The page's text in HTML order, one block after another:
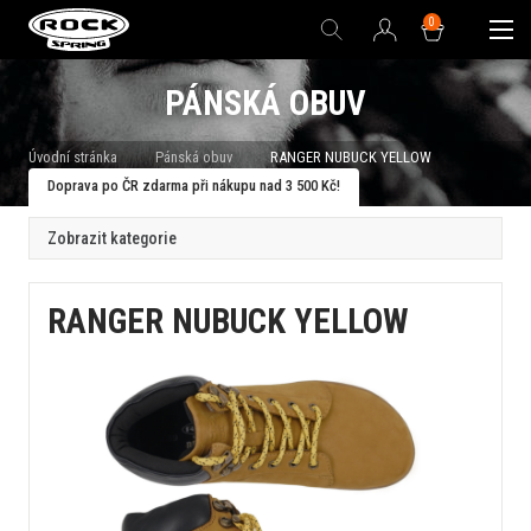
0
PÁNSKÁ OBUV
Úvodní stránka Pánská obuv
RANGER NUBUCK YELLOW
Doprava po ČR zdarma při nákupu nad 3 500 Kč!
RANGER NUBUCK YELLOW
Zobrazit kategorie